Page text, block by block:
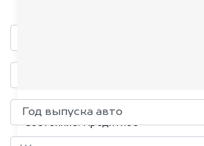
Состояние:Кредитное